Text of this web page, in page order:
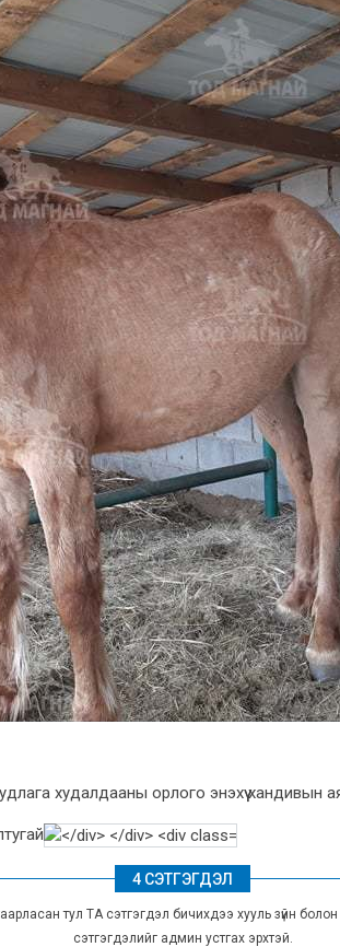
худалдааны орлого энэхүү хандивын
4 СЭТГЭГДЭЛ
тул ТА сэтгэгдэл бичихдээ хууль зүйн
сэтгэгдэлийг админ устгах эрхтэй.